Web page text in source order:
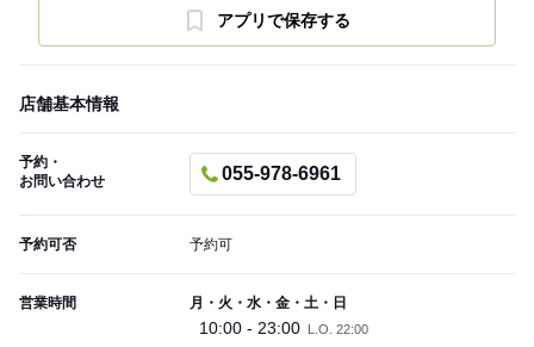
アプリで保存する
店舗基本情報
予約・
お問い合わせ
055-978-6961
予約可否 予約可
営業時間 月・火・水・金・土・日
10:00 - 23:00 L.O. 22:00